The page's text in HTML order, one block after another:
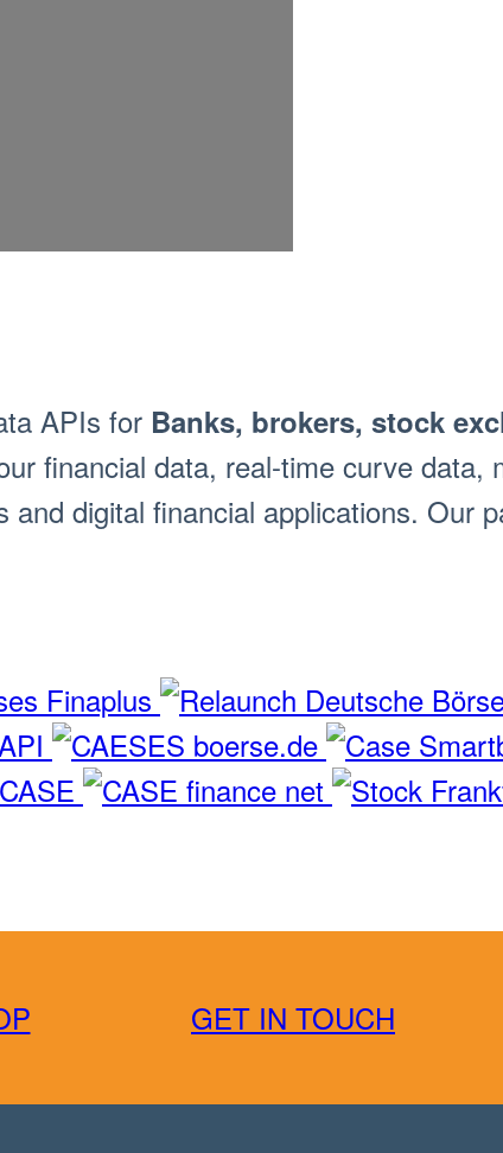
APIs for Banks, brokers, stock
financial data, real-time curve
digital financial applications. Our
GET IN TOUCH